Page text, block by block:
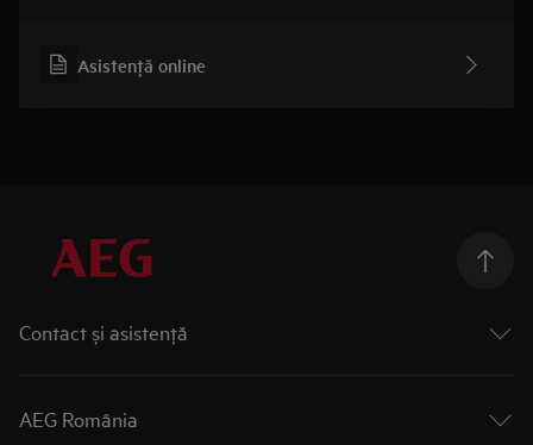
Asistenţă online
Contact și asistenţă
Asistenţă service
Platformă asistenţă AEG
AEG România